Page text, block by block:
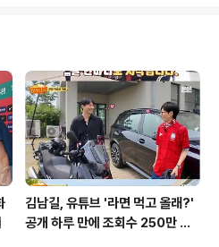
는 동물보호법 위
사가 진행 중입니
을 넘어, 우리 사
만드는 계기가 됩
당시 A씨는 강아지
김남길, 유튜브 '라면 먹고 올래?'
공개 하루 만에 조회수 250만 돌